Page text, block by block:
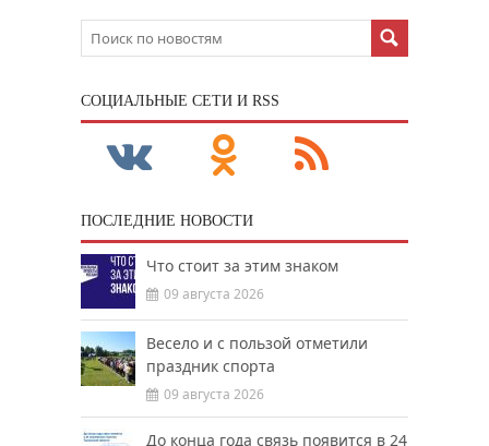
CОЦИАЛЬНЫЕ СЕТИ И RSS
ПОСЛЕДНИЕ НОВОСТИ
Что стоит за этим знаком
09 августа 2026
Весело и с пользой отметили
праздник спорта
09 августа 2026
До конца года связь появится в 24